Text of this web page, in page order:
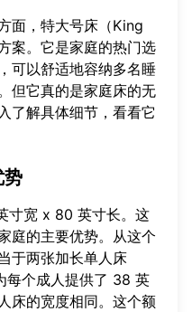
面，特大号床（King
案。它是家庭的热门选
可以舒适地容纳多名睡
但它真的是家庭床的无
了解具体细节，看看它
势
寸宽 x 80 英寸长。这
庭的主要优势。从这个
于两张加长单人床
每个成人提供了 38 英
的宽度相同。这个额